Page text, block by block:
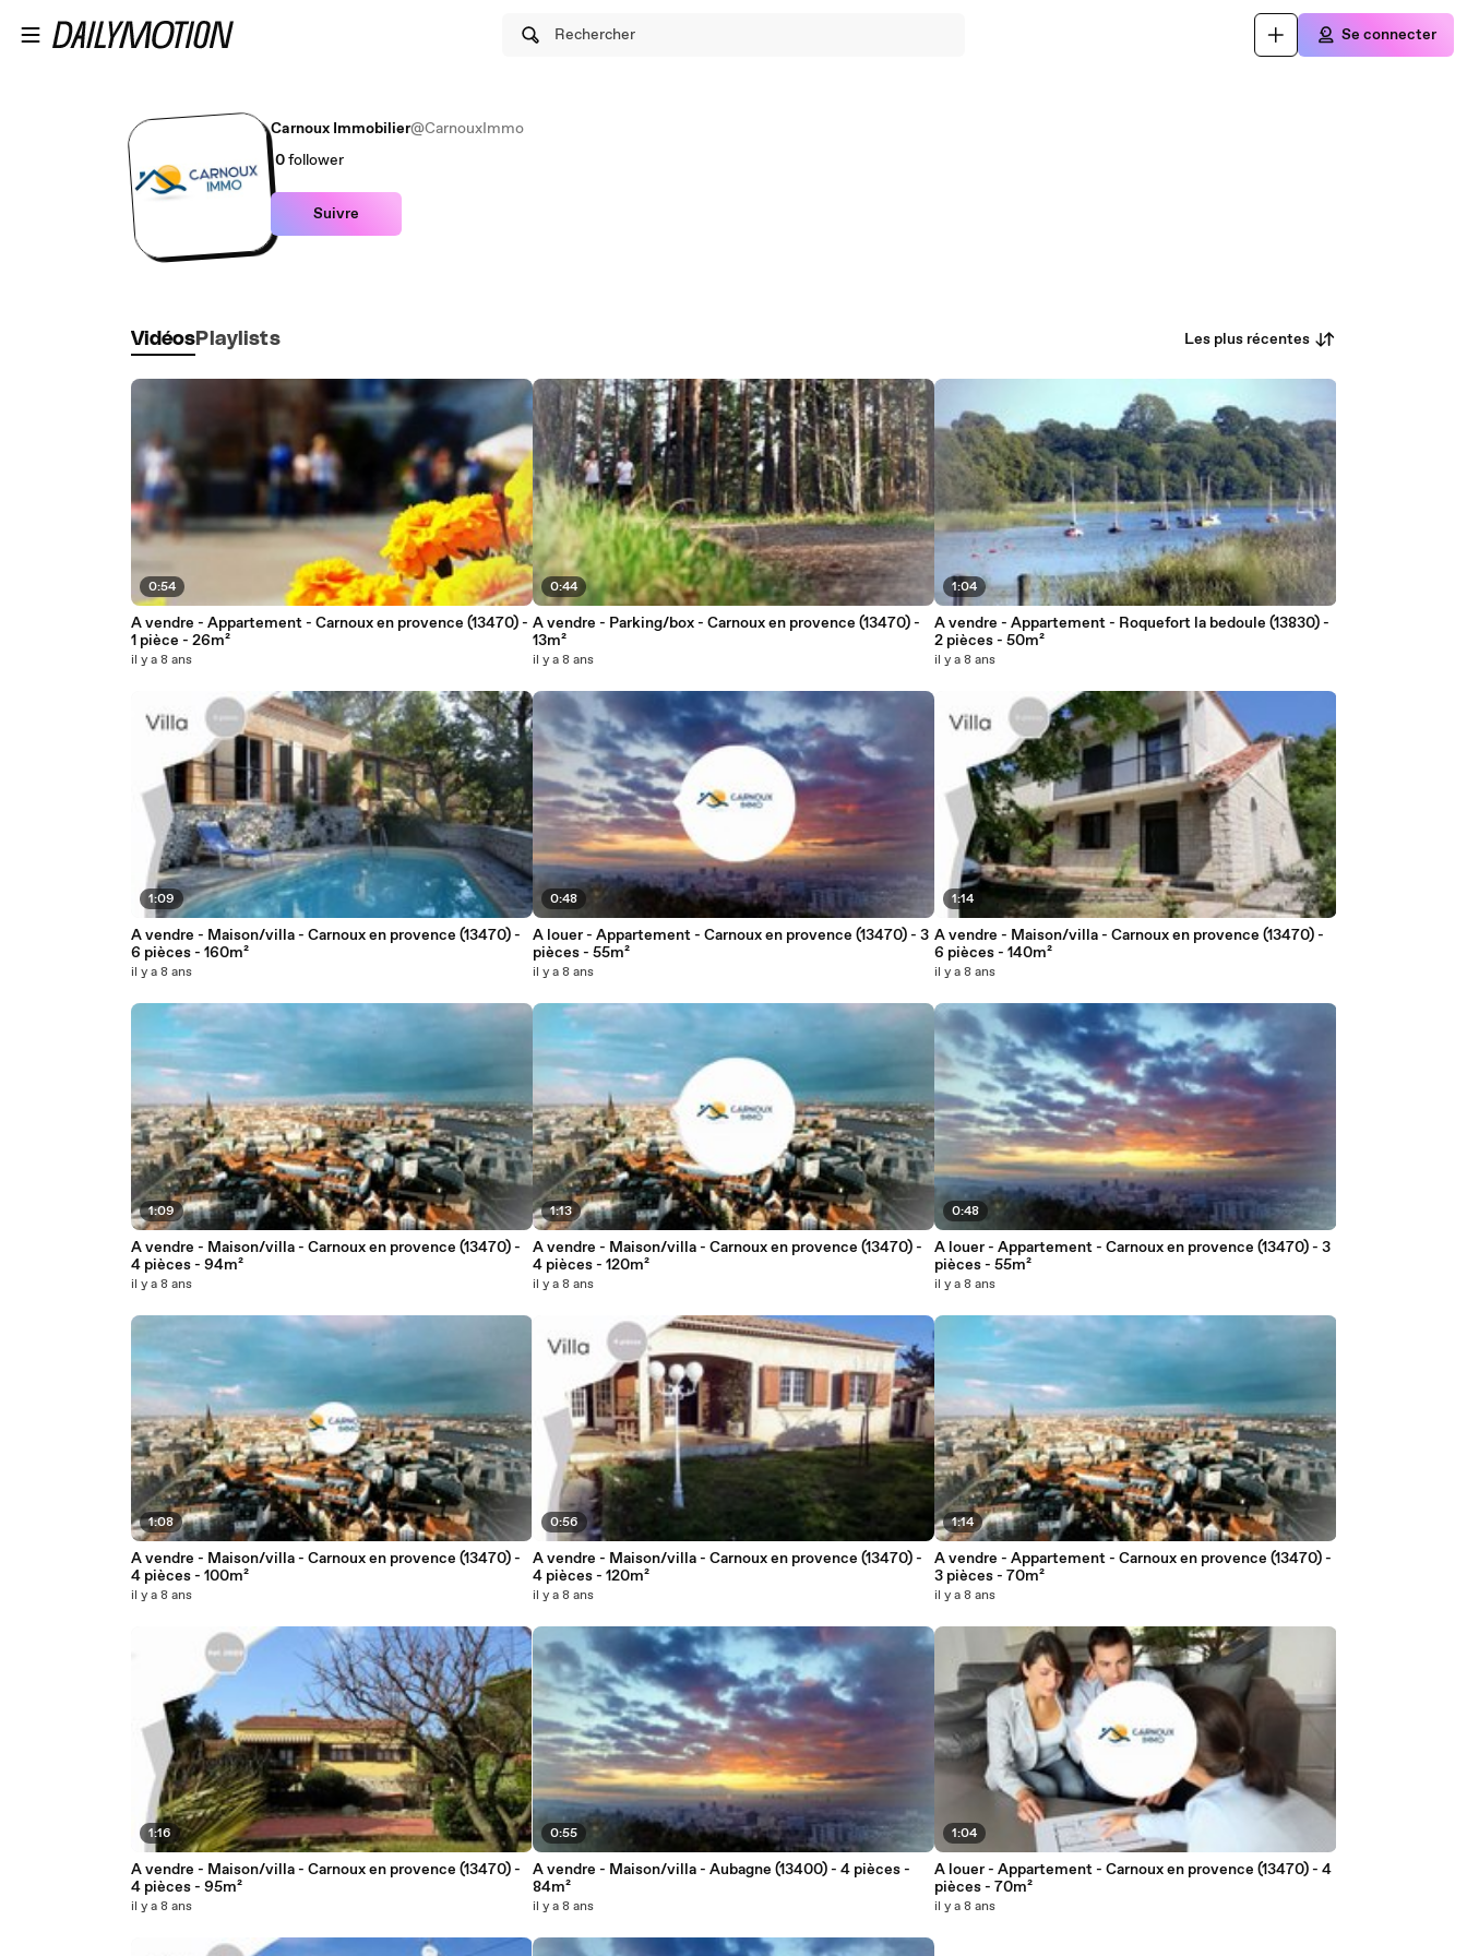
Rechercher Se connecter
Carnoux Immobilier@CarnouxImmo
0follower
Suivre
Vidéos Playlists Les plus récentes
0:54
A vendre - Appartement - Carnoux en provence (13470) -
1 pièce - 26m²
il y a 8 ans
1:09
A vendre - Maison/villa - Carnoux en provence (13470) -
6 pièces - 160m²
il y a 8 ans
1:09
A vendre - Maison/villa - Carnoux en provence (13470) -
4 pièces - 94m²
il y a 8 ans
1:08
A vendre - Maison/villa - Carnoux en provence (13470) -
4 pièces - 100m²
il y a 8 ans
1:16
A vendre - Maison/villa - Carnoux en provence (13470) -
4 pièces - 95m²
il y a 8 ans
0:44
A vendre - Parking/box - Carnoux en provence (13470) -
13m²
il y a 8 ans
0:48
A louer - Appartement - Carnoux en provence (13470) - 3
pièces - 55m²
il y a 8 ans
1:13
A vendre - Maison/villa - Carnoux en provence (13470) -
4 pièces - 120m²
il y a 8 ans
0:56
A vendre - Maison/villa - Carnoux en provence (13470) -
4 pièces - 120m²
il y a 8 ans
0:55
A vendre - Maison/villa - Aubagne (13400) - 4 pièces -
84m²
il y a 8 ans
1:04
A vendre - Appartement - Roquefort la bedoule (13830) -
2 pièces - 50m²
il y a 8 ans
1:14
A vendre - Maison/villa - Carnoux en provence (13470) -
6 pièces - 140m²
il y a 8 ans
0:48
A louer - Appartement - Carnoux en provence (13470) - 3
pièces - 55m²
il y a 8 ans
1:14
A vendre - Appartement - Carnoux en provence (13470) -
3 pièces - 70m²
il y a 8 ans
1:04
A louer - Appartement - Carnoux en provence (13470) - 4
pièces - 70m²
il y a 8 ans